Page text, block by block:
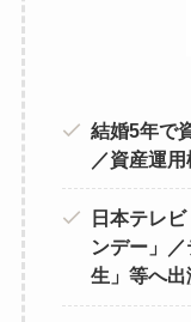
結婚5年で
／資産運用
日本テレ
ンデー」
生」等へ出